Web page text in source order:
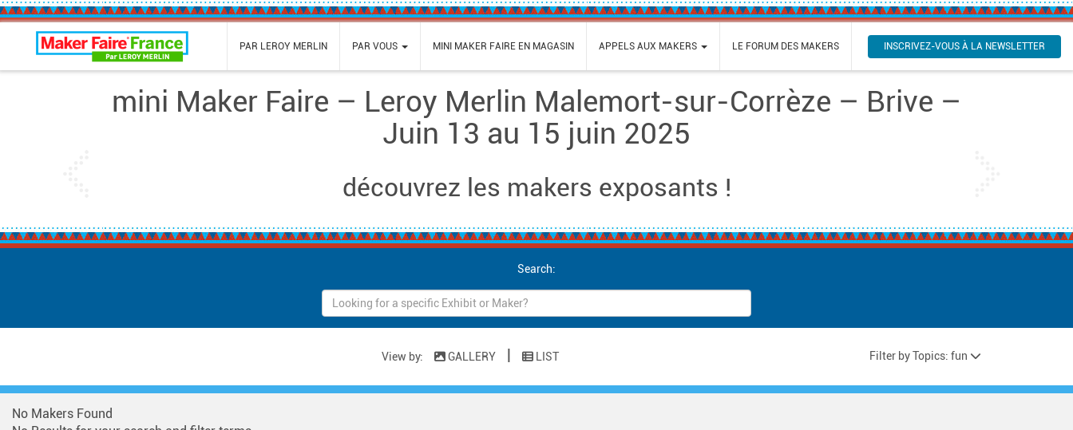
Maker Faire France PAR LEROY MERLIN PAR VOUS MINI MAKER FAIRE EN MAGASIN APPELS AUX MAKERS LE FORUM DES MAKERS INSCRIVEZ-VOUS À LA NEWSLETTER
mini Maker Faire – Leroy Merlin Malemort-sur-Corrèze – Brive –
Juin 13 au 15 juin 2025
découvrez les makers exposants !
Search:
View by: GALLERY | LIST Filter by Topics: fun
No Makers Found